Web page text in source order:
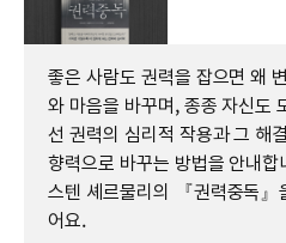
좋은 사람도 권력을 잡으면 왜
와 마음을 바꾸며, 종종 자신도
선 권력의 심리적 작용과 그 해
향력으로 바꾸는 방법을 안내
스텐 셰르물리의 『권력중독』
어요.